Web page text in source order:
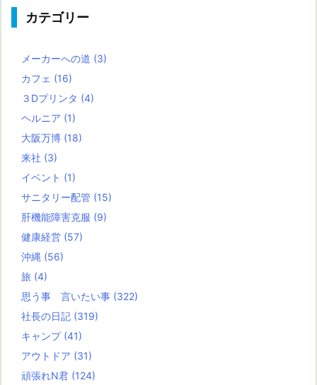
カテゴリー
メーカーへの道 (3)
カフェ (16)
３Dプリンタ (4)
ヘルニア (1)
大阪万博 (18)
来社 (3)
イベント (1)
サニタリー配管 (15)
肝機能障害克服 (9)
健康経営 (57)
沖縄 (56)
旅 (4)
思う事 言いたい事 (322)
社長の日記 (319)
キャンプ (41)
アウトドア (31)
頑張れN君 (124)